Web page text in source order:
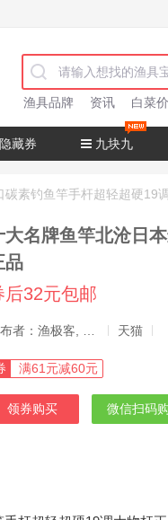
渔具品牌 资讯 白菜价
藏券 九块九
大名牌鱼竿北沧日
品
后32元包邮
天猫
满61元减60元
领券购买 微信扫码